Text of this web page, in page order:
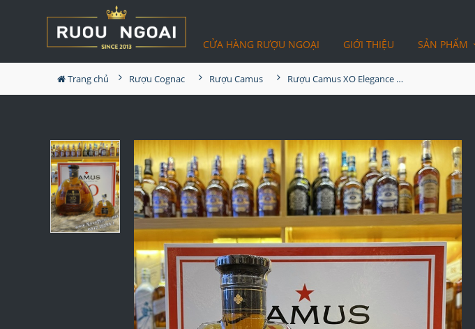
CỬA HÀNG RƯỢU NGOẠI GIỚI THIỆU SẢN PHẨM
Trang chủ Rượu Cognac Rượu Camus Rượu Camus XO Elegance Hộp Quà Tết 2022